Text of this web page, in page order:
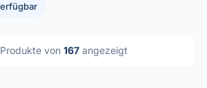
Produkte von 167 angezeigt